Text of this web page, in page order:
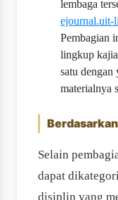
lembaga
ejournal.uit-
Pembagian
lingkup
satu
materialnya
Selain
dapat
disiplin yang